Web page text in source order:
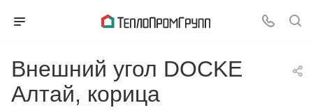
Внешний угол DOCKE
Алтай, корица